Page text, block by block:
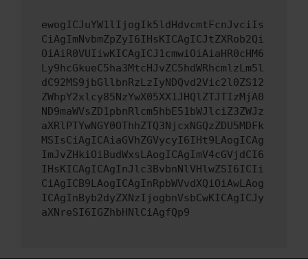
ewogICJuYW1lIjogIk5ldHdvcmtFcnJvciIs
CiAgImNvbmZpZyI6IHsKICAgICJtZXRob2Qi
OiAiR0VUIiwKICAgICJ1cmwiOiAiaHR0cHM6
Ly9hcGkueC5ha3MtcHJvZC5hdWRhcmlzLm5l
dC92MS9jbGllbnRzLzIyNDQvd2Vic2l0ZS12
ZWhpY2xlcy85NzYwX05XX1JHQlZTJTIzMjA0
ND9maWVsZD1pbnRlcm5hbE51bWJlciZ3ZWJz
aXRlPTYwNGY0OThhZTQ3NjcxNGQzZDU5MDFk
MSIsCiAgICAiaGVhZGVycyI6IHt9LAogICAg
ImJvZHkiOiBudWxsLAogICAgImV4cGVjdCI6
IHsKICAgICAgInJlc3BvbnNlVHlwZSI6ICIi
CiAgICB9LAogICAgInRpbWVvdXQiOiAwLAog
ICAgInByb2dyZXNzIjogbnVsbCwKICAgICJy
aXNreSI6IGZhbHNlCiAgfQp9